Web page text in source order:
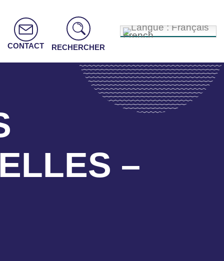
CONTACT RECHERCHER
French
–